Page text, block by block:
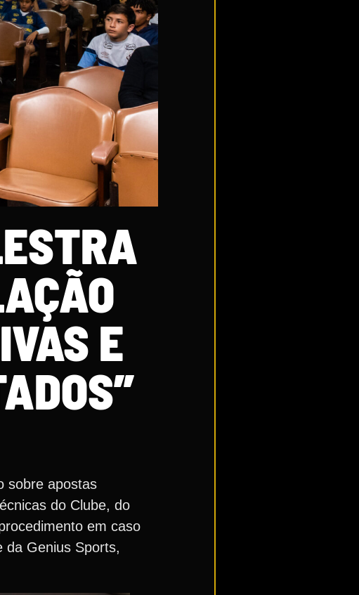
E
sobre apostas
do Clube, do
em caso
da Genius Sports,